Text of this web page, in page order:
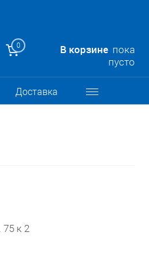
0 В корзине пока
пусто
Доставка
75 к 2